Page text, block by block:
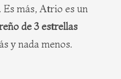
más, Atrio es un
de 3 estrellas
y nada menos.